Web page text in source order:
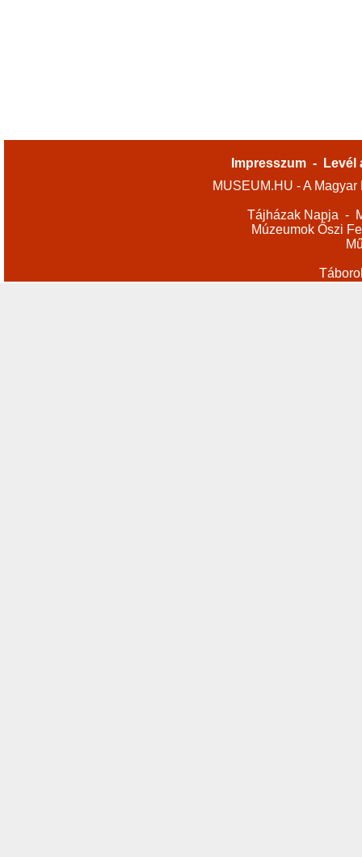
Impresszum -
Levél
MUSEUM.HU - A
Tájházak Napja -
Múzeumok Őszi